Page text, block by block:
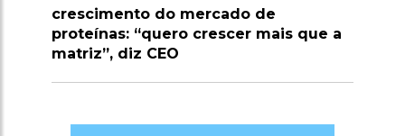
crescimento do mercado de
proteínas: “quero crescer mais que a
matriz”, diz CEO